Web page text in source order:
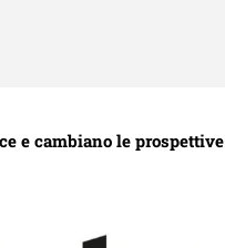
e cambiano le prospettive